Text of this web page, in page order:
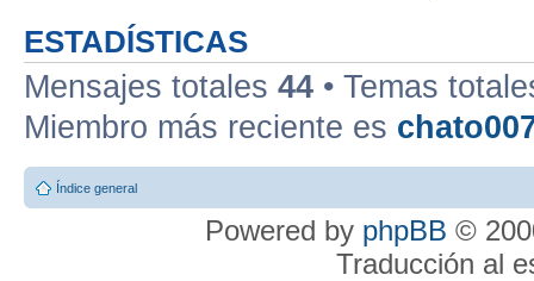
ESTADÍSTICAS
Mensajes totales 44 • Temas
Miembro más reciente es
Índice general
Powered by phpBB ©
Traducción al